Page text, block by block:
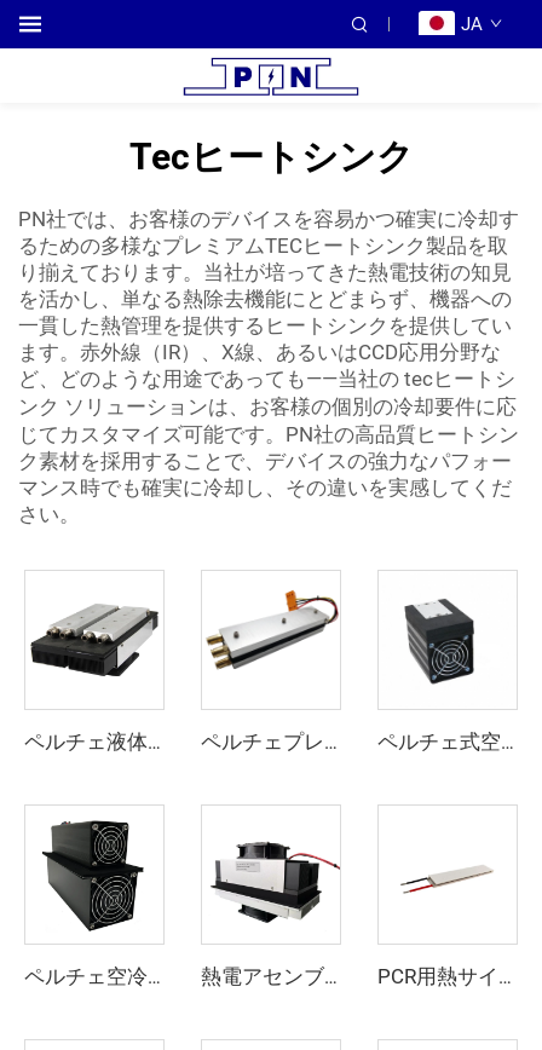
JA
Tecヒートシンク
PN社では、お客様のデバイスを容易かつ確実に冷却す
るための多様なプレミアムTECヒートシンク製品を取
り揃えております。当社が培ってきた熱電技術の知見
を活かし、単なる熱除去機能にとどまらず、機器への
一貫した熱管理を提供するヒートシンクを提供してい
ます。赤外線（IR）、X線、あるいはCCD応用分野な
ど、どのような用途であっても——当社の tecヒートシ
ンク ソリューションは、お客様の個別の冷却要件に応
じてカスタマイズ可能です。PN社の高品質ヒートシン
ク素材を採用することで、デバイスの強力なパフォー
マンス時でも確実に冷却し、その違いを実感してくだ
さい。
ペルチェ液体冷却器 LA-160-24 ペルチェプレート冷却システム PL-210-24 ペルチェ式空気対空気クーラー チューネルタイプ DA-011-05
ペルチェ空冷式冷却器 トンネルタイプ AAT-085-24 熱電アセンブリ 空冷式冷却器 0200-AA-220-24-00 PCR用熱サイクリングTECモジュール TCR-152080 77*16.8mm